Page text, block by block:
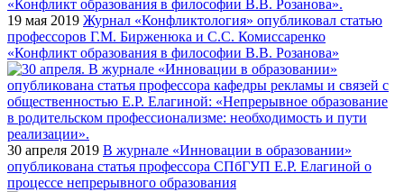
19 мая 2019 Журнал «Конфликтология» опубликовал статью
профессоров Г.М. Бирженюка и С.С. Комиссаренко
«Конфликт образования в философии В.В. Розанова»
30 апреля 2019 В журнале «Инновации в образовании»
опубликована статья профессора СПбГУП Е.Р. Елагиной о
процессе непрерывного образования